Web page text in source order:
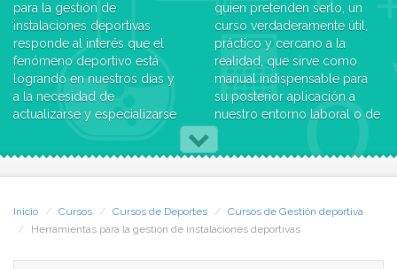
para la gestión de
instalaciones deportivas
responde al interés que el
fenómeno deportivo está
logrando en nuestros días y
a la necesidad de
actualizarse y especializarse
para el desarrollo
quien pretenden serlo, un
curso verdaderamente útil,
práctico y cercano a la
realidad, que sirve como
manual indispensable para
su posterior aplicación a
nuestro entorno laboral o de
guía para emprender nuevos
proyectos empresariales.
Inicio Cursos Cursos de Deportes
Cursos de Gestión deportiva
Herramientas para la gestión de instalaciones deportivas